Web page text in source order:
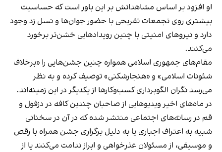
او افزود بر اساس مشاهداتش بر این باور است که حساسیت
بیشتری روی تجمعات تفریحی با حضور جوان‌ها و نسل زد وجود
دارد و نیروهای امنیتی با چنین رویدادهایی خشن‌تر برخورد
می‌کنند.
مقام‌های جمهوری اسلامی همواره چنین جشن‌هایی را «برخلاف
شئونات اسلامی» و «هنجارشکنی» توصیف کرده و به نظر
می‌رسد نگران الگوبرداری کسب‌وکارها از یکدیگر در این زمینه‌اند.
در ماه‌های اخیر ویدیوهایی از صاحبان چندین کافه در دزفول و
قم در رسانه‌های اجتماعی منتشر شده که در آن در سخنانی
شبیه به اعتراف اجباری یا به دلیل برگزاری جشن همراه با رقص
و موسیقی، از مسئولان عذرخواهی و ابراز ندامت می‌کنند یا از